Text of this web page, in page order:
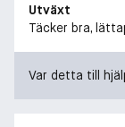
Utväxt
Täcker bra,
Var detta till